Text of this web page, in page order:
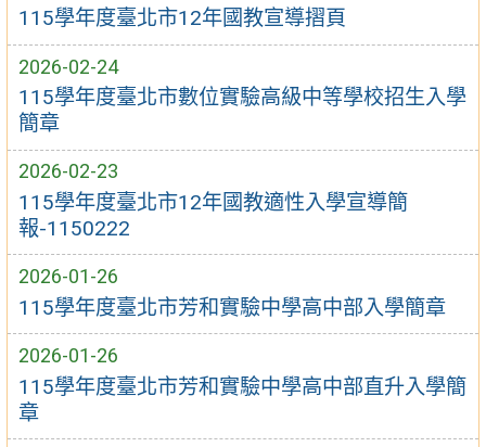
115學年度臺北市12年國教宣導摺頁
2026-02-24
115學年度臺北市數位實驗高級中等學校招生入學
簡章
2026-02-23
115學年度臺北市12年國教適性入學宣導簡
報-1150222
2026-01-26
115學年度臺北市芳和實驗中學高中部入學簡章
2026-01-26
115學年度臺北市芳和實驗中學高中部直升入學簡
章